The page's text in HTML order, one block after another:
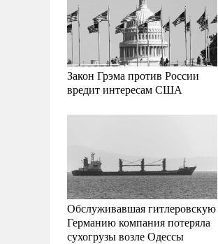
Закон Грэма против России
вредит интересам США
Обслуживавшая гитлеровскую
Германию компания потеряла
сухогрузы возле Одессы